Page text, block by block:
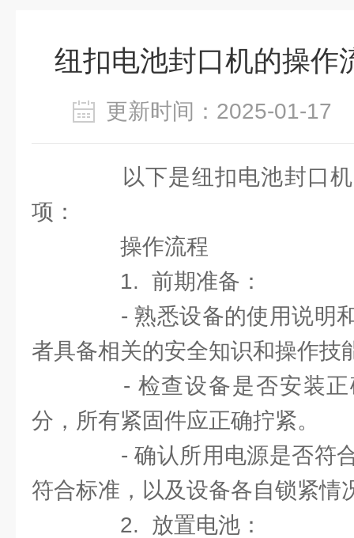
纽扣电池封口机的操作
更新时间：2025-01-
以下是纽扣电池封口机
项：
操作流程
1. 前期准备：
- 熟悉设备的使用说明和
者具备相关的安全知识和操作技
- 检查设备是否安装正
分，所有紧固件应正确拧紧。
- 确认所用电源是否符合
符合标准，以及设备各自锁紧情
2. 放置电池：